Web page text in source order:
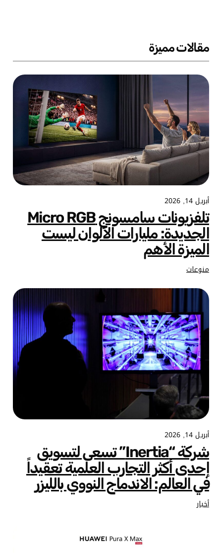
مقالات مميزة
أبريل 14, 2026
تلفزيونات سامسونج Micro RGB
الجديدة: مليارات الألوان ليست
الميزة الأهم
منوعات
أبريل 14, 2026
شركة “Inertia” تسعى لتسويق
إحدى أكثر التجارب العلمية تعقيداً
في العالم: الاندماج النووي بالليزر
أخبار